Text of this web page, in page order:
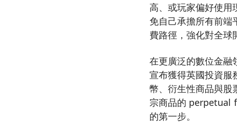
高、或玩家偏好使用
免自己承擔所有前端
費路徑，強化對全球
在更廣泛的數位金融
宣布獲得英國投資服
幣、衍生性商品與股
宗商品的 perpetual
的第一步。